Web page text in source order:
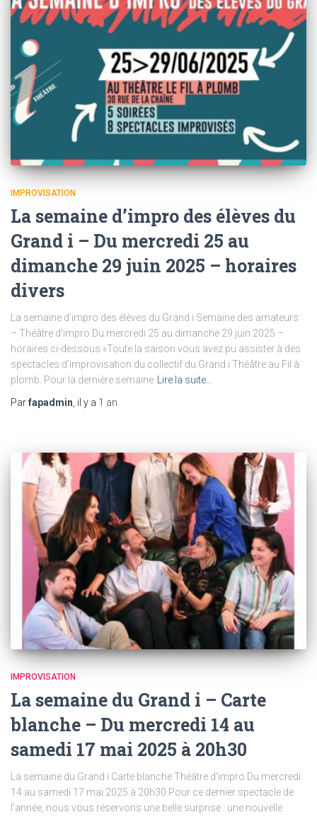
IMPROVISATION
La semaine d’impro des élèves du
Grand i – Du mercredi 25 au
dimanche 29 juin 2025 – horaires
divers
La semaine d’impro des élèves du Grand i Semaine des amateurs
– Théâtre d’impro Du mercredi 25 au dimanche 29 juin 2025 –
horaires ci-dessous «Toute la saison vous avez pu assister à des
spectacles d’improvisation du collectif du Grand i Théâtre au Fil à
plomb. Pour la dernière semaine
Lire la suite…
Parfapadmin , il y a 1 an
IMPROVISATION
La semaine du Grand i – Carte
blanche – Du mercredi 14 au
samedi 17 mai 2025 à 20h30
La semaine du Grand i Carte blanche Théâtre d’impro Du mercredi
14 au samedi 17 mai 2025 à 20h30 Pour ce dernier spectacle de
l’année, nous vous réservons une belle surprise : une nouvelle